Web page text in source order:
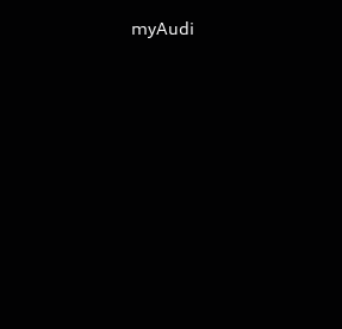
myAudi